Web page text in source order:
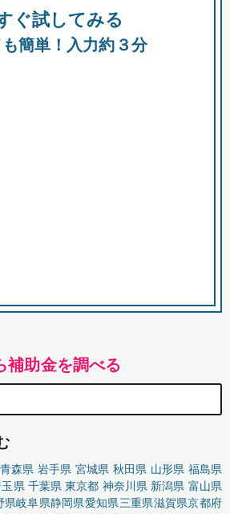
融資 出資
ぐ試してみる
簡単！入力約３分
補助金を調べる
青森県 岩手県 宮城県 秋田県 山形県 福島県
県 千葉県 東京都 神奈川県 新潟県 富山県
県岐阜県静岡県愛知県三重県滋賀県京都府